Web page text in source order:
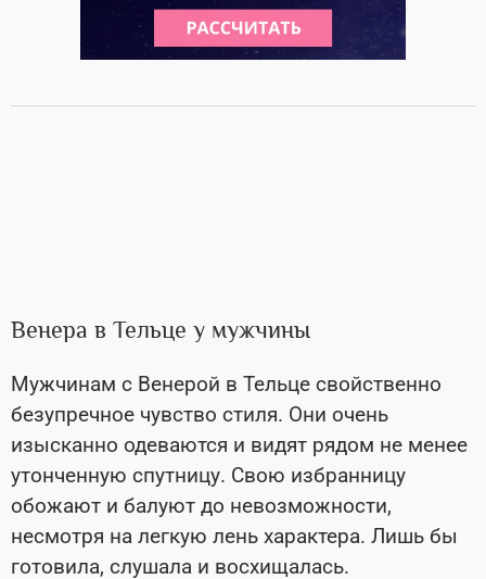
Венера в Тельце у мужчины
Мужчинам с Венерой в Тельце свойственно
безупречное чувство стиля. Они очень
изысканно одеваются и видят рядом не менее
утонченную спутницу. Свою избранницу
обожают и балуют до невозможности,
несмотря на легкую лень характера. Лишь бы
готовила, слушала и восхищалась.